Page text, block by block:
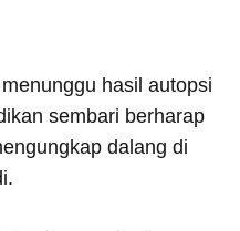
hasil autopsi
sembari berharap
dalang di